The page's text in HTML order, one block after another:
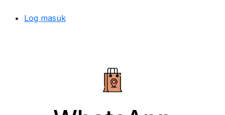
Log masuk